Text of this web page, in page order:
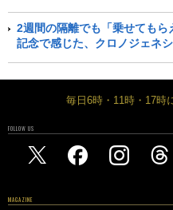
2週間の隔離でも「乗せても
記念で感じた、クロノジェネ
毎日6時・11時・17時
FOLLOW US
MAGAZINE